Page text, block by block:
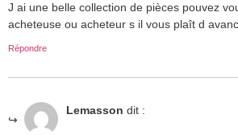
J ai une belle collection de pièces pouvez
acheteuse ou acheteur s il vous plaît d
Répondre
Lemasson dit :